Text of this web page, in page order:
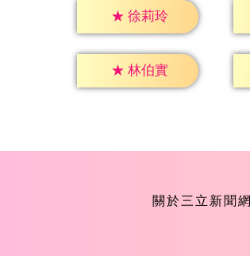
★ 徐莉玲
★ 林伯實
關於三立新聞網